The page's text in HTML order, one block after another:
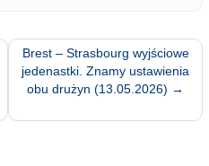
Brest – Strasbourg wyjściowe
jedenastki. Znamy ustawienia
obu drużyn (13.05.2026) →